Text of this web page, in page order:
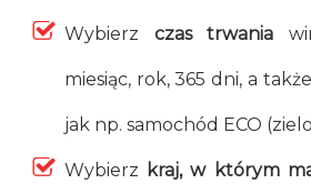
Wybierz czas trwania
miesiąc, rok, 365 dni, a
jak np. samochód ECO
Wybierz kraj, w którym